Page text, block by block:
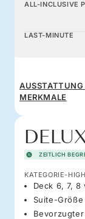
ALL-INCLUSIVE
LAST-MINUTE
AUSSTATTUNG
MERKMALE
ZEITLICH
KATEGORIE-
Deck 6, 7, 8
Suite-